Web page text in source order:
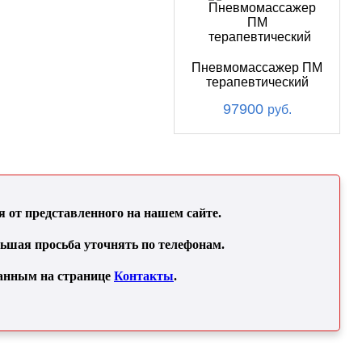
Пневмомассажер ПМ
терапевтический
97900 руб.
представленного на нашем сайте.
просьба уточнять по телефонам.
на странице Контакты.